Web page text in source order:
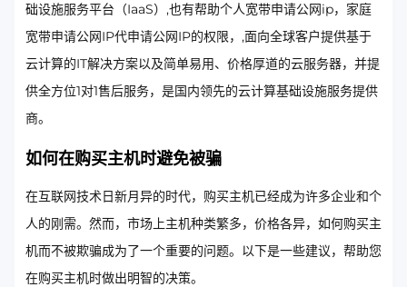
础设施服务平台（IaaS）,也有帮助个人宽带申请公网ip，家庭
宽带申请公网IP代申请公网IP的权限，,面向全球客户提供基于
云计算的IT解决方案以及简单易用、价格厚道的云服务器，并提
供全方位1对1售后服务，是国内领先的云计算基础设施服务提供
商。
如何在购买主机时避免被骗
在互联网技术日新月异的时代，购买主机已经成为许多企业和个
人的刚需。然而，市场上主机种类繁多，价格各异，如何购买主
机而不被欺骗成为了一个重要的问题。以下是一些建议，帮助您
在购买主机时做出明智的决策。